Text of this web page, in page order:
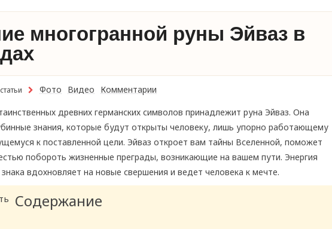
многогранной руны Эйваз в
Фото Видео
Комментарии
древних германских символов принадлежит руна Эйваз. Она
знания, которые будут открыты человеку, лишь упорно работающему
к поставленной цели. Эйваз откроет вам тайны Вселенной, поможет
побороть жизненные преграды, возникающие на вашем пути. Энергия
знака вдохновляет на новые свершения и ведет человека к мечте.
Содержание